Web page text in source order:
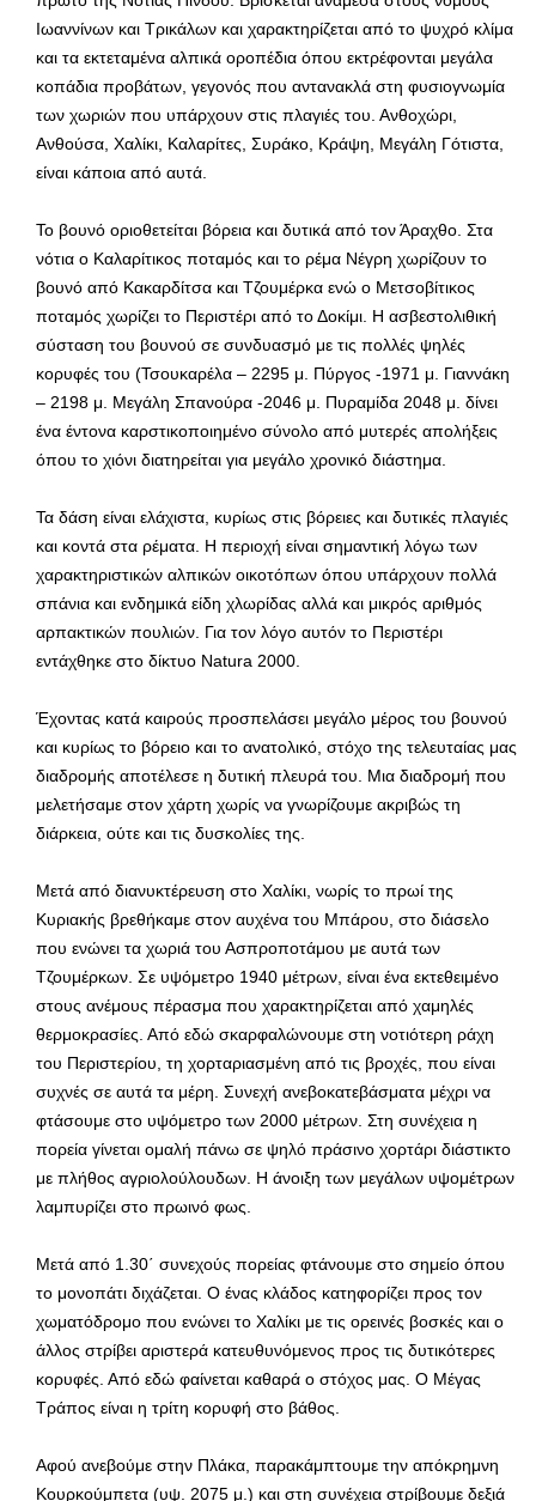
Ιωαννίνων και Τρικάλων και χαρακτηρίζεται από το ψυχρό κλίμα
και τα εκτεταμένα αλπικά οροπέδια όπου εκτρέφονται μεγάλα
κοπάδια προβάτων, γεγονός που αντανακλά στη φυσιογνωμία
των χωριών που υπάρχουν στις πλαγιές του. Ανθοχώρι,
Ανθούσα, Χαλίκι, Καλαρίτες, Συράκο, Κράψη, Μεγάλη Γότιστα,
είναι κάποια από αυτά.
Το βουνό οριοθετείται βόρεια και δυτικά από τον Άραχθο. Στα
νότια ο Καλαρίτικος ποταμός και το ρέμα Νέγρη χωρίζουν το
βουνό από Κακαρδίτσα και Τζουμέρκα ενώ ο Μετσοβίτικος
ποταμός χωρίζει το Περιστέρι από το Δοκίμι. Η ασβεστολιθική
σύσταση του βουνού σε συνδυασμό με τις πολλές ψηλές
κορυφές του (Τσουκαρέλα – 2295 μ. Πύργος -1971 μ. Γιαννάκη
– 2198 μ. Μεγάλη Σπανούρα -2046 μ. Πυραμίδα 2048 μ. δίνει
ένα έντονα καρστικοποιημένο σύνολο από μυτερές απολήξεις
όπου το χιόνι διατηρείται για μεγάλο χρονικό διάστημα.
Τα δάση είναι ελάχιστα, κυρίως στις βόρειες και δυτικές πλαγιές
και κοντά στα ρέματα. Η περιοχή είναι σημαντική λόγω των
χαρακτηριστικών αλπικών οικοτόπων όπου υπάρχουν πολλά
σπάνια και ενδημικά είδη χλωρίδας αλλά και μικρός αριθμός
αρπακτικών πουλιών. Για τον λόγο αυτόν το Περιστέρι
εντάχθηκε στο δίκτυο Natura 2000.
Έχοντας κατά καιρούς προσπελάσει μεγάλο μέρος του βουνού
και κυρίως το βόρειο και το ανατολικό, στόχο της τελευταίας μας
διαδρομής αποτέλεσε η δυτική πλευρά του. Μια διαδρομή που
μελετήσαμε στον χάρτη χωρίς να γνωρίζουμε ακριβώς τη
διάρκεια, ούτε και τις δυσκολίες της.
Μετά από διανυκτέρευση στο Χαλίκι, νωρίς το πρωί της
Κυριακής βρεθήκαμε στον αυχένα του Μπάρου, στο διάσελο
που ενώνει τα χωριά του Ασπροποτάμου με αυτά των
Τζουμέρκων. Σε υψόμετρο 1940 μέτρων, είναι ένα εκτεθειμένο
στους ανέμους πέρασμα που χαρακτηρίζεται από χαμηλές
θερμοκρασίες. Από εδώ σκαρφαλώνουμε στη νοτιότερη ράχη
του Περιστερίου, τη χορταριασμένη από τις βροχές, που είναι
συχνές σε αυτά τα μέρη. Συνεχή ανεβοκατεβάσματα μέχρι να
φτάσουμε στο υψόμετρο των 2000 μέτρων. Στη συνέχεια η
πορεία γίνεται ομαλή πάνω σε ψηλό πράσινο χορτάρι διάστικτο
με πλήθος αγριολούλουδων. Η άνοιξη των μεγάλων υψομέτρων
λαμπυρίζει στο πρωινό φως.
Μετά από 1.30΄ συνεχούς πορείας φτάνουμε στο σημείο όπου
το μονοπάτι διχάζεται. Ο ένας κλάδος κατηφορίζει προς τον
χωματόδρομο που ενώνει το Χαλίκι με τις ορεινές βοσκές και ο
άλλος στρίβει αριστερά κατευθυνόμενος προς τις δυτικότερες
κορυφές. Από εδώ φαίνεται καθαρά ο στόχος μας. Ο Μέγας
Τράπος είναι η τρίτη κορυφή στο βάθος.
Αφού ανεβούμε στην Πλάκα, παρακάμπτουμε την απόκρημνη
Κουρκούμπετα (υψ. 2075 μ.) και στη συνέχεια στρίβουμε δεξιά